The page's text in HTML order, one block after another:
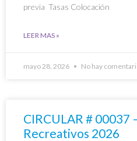
previa Tasas Colocación
LEER MAS »
mayo 28, 2026 No hay
CIRCULAR # 00037
Recreativos 2026